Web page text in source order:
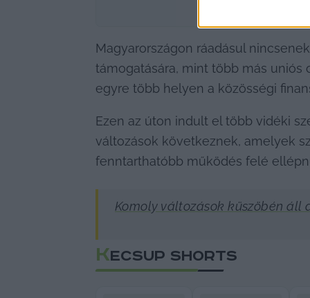
Magyarországon ráadásul
támogatására, mint több más
egyre több helyen a közösségi
Ezen az úton indult el több vidéki
változások következnek, amelyek
fenntarthatóbb működés felé
Komoly változások küszöbén áll
KECSUP SHORTS